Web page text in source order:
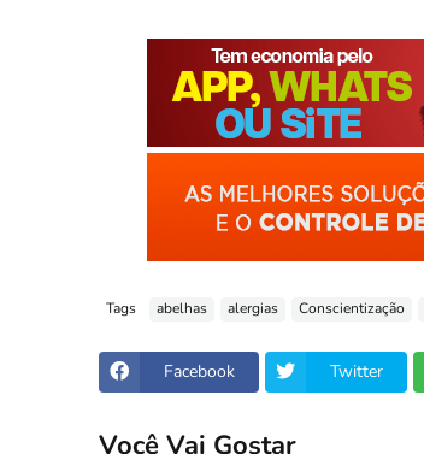
Tags abelhas alergias Conscientização
Facebook Twitter
Você Vai Gostar